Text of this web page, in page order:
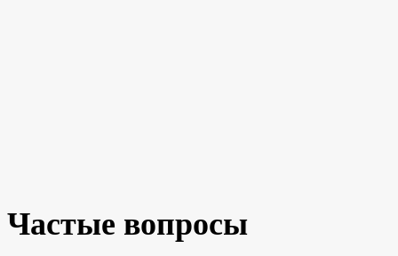
Частые вопросы